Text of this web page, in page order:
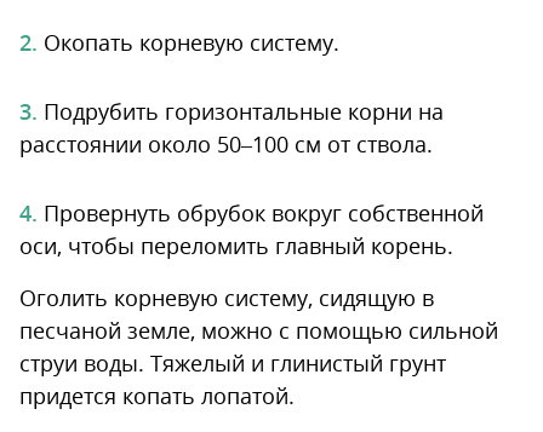
Окопать корневую систему.
Подрубить горизонтальные корни на
расстоянии около 50–100 см от ствола.
Провернуть обрубок вокруг собственной
оси, чтобы переломить главный корень.
Оголить корневую систему, сидящую в
песчаной земле, можно с помощью сильной
струи воды. Тяжелый и глинистый грунт
придется копать лопатой.